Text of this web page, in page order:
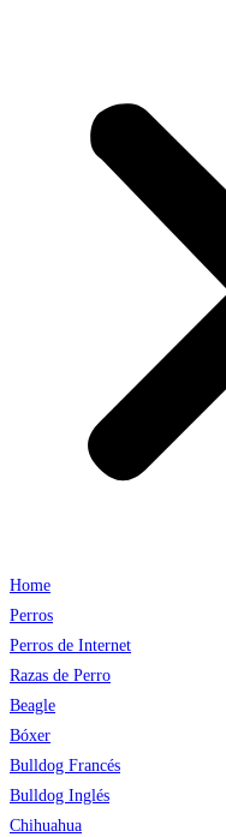
Home
Perros
Perros de Internet
Razas de Perro
Beagle
Bóxer
Bulldog Francés
Bulldog Inglés
Chihuahua